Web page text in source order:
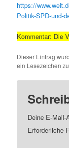
https://
Politik-SPD-und-
Kommentar: Die
Dieser Eintrag
ein Lesezeichen
Deine E-
Erforderliche